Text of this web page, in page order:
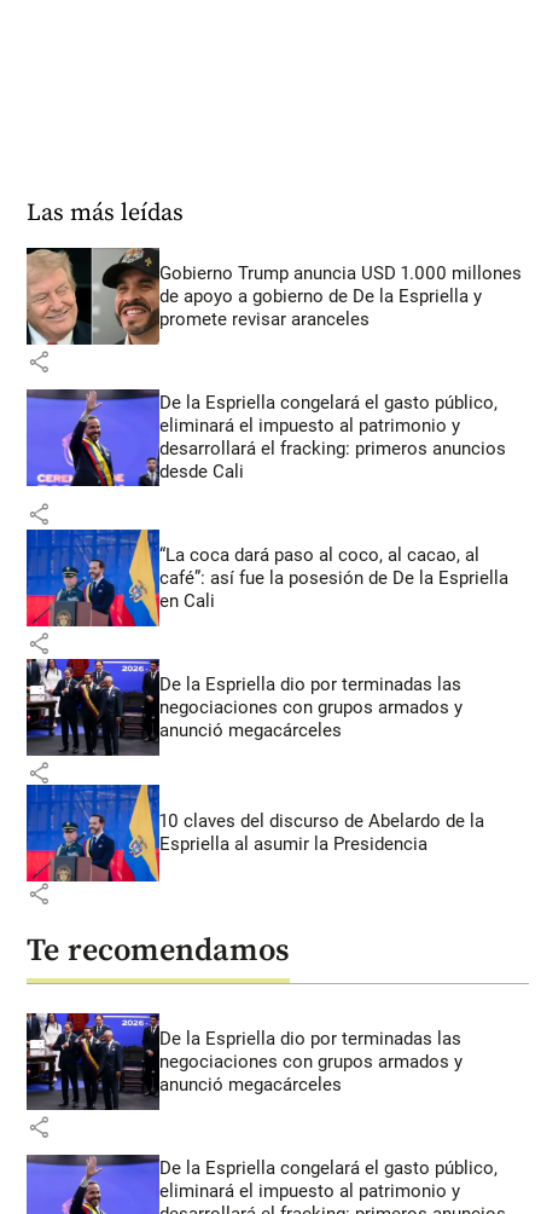
Las más leídas
Gobierno Trump anuncia USD 1.000 millones
de apoyo a gobierno de De la Espriella y
promete revisar aranceles
share
De la Espriella congelará el gasto público,
eliminará el impuesto al patrimonio y
desarrollará el fracking: primeros anuncios
desde Cali
share
“La coca dará paso al coco, al cacao, al
café”: así fue la posesión de De la Espriella
en Cali
share
De la Espriella dio por terminadas las
negociaciones con grupos armados y
anunció megacárceles
share
10 claves del discurso de Abelardo de la
Espriella al asumir la Presidencia
share
Te recomendamos
De la Espriella dio por terminadas las
negociaciones con grupos armados y
anunció megacárceles
share
De la Espriella congelará el gasto público,
eliminará el impuesto al patrimonio y